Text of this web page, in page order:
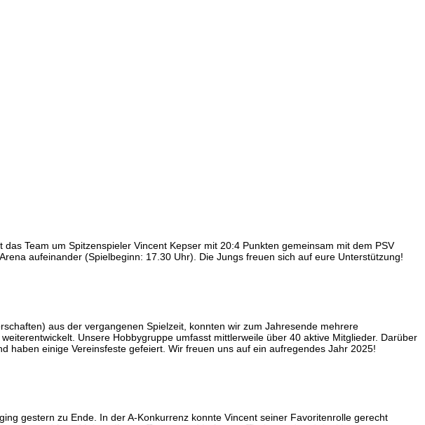
Team um Spitzenspieler Vincent Kepser mit 20:4 Punkten gemeinsam mit dem PSV
aufeinander (Spielbeginn: 17.30 Uhr). Die Jungs freuen sich auf eure Unterstützung!
aus der vergangenen Spielzeit, konnten wir zum Jahresende mehrere
Unsere Hobbygruppe umfasst mittlerweile über 40 aktive Mitglieder. Darüber
haben einige Vereinsfeste gefeiert. Wir freuen uns auf ein aufregendes Jahr 2025!
gestern zu Ende. In der A-Konkurrenz konnte Vincent seiner Favoritenrolle gerecht